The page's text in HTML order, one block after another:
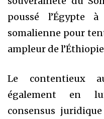
poussé l’Égypte
somalienne pour
ampleur de
Le contentieux
également en
consensus